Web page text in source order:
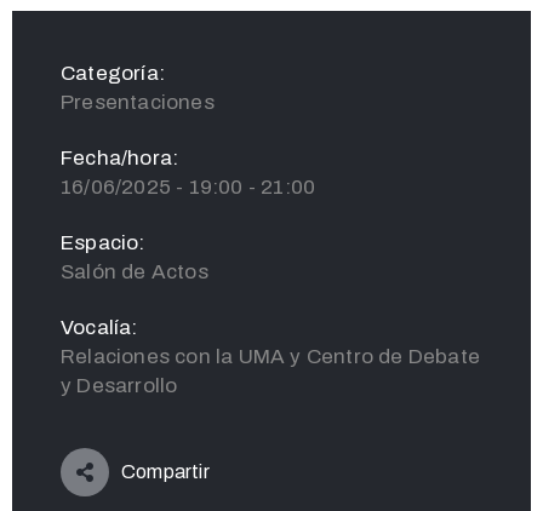
Categoría:
Presentaciones
Fecha/hora:
16/06/2025 - 19:00 - 21:00
Espacio:
Salón de Actos
Vocalía:
Relaciones con la UMA y Centro de Debate
y Desarrollo
Compartir